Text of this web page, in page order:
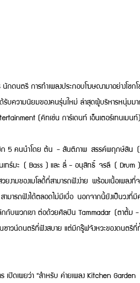
นตรี การทำเพลงประกอบโฆษณามาอย่างโชกโ
บความนิยมของคนรุ่นใหม่ ล่าสุดผู้บริหารห
(คิทเช่น การ์เดนท์ เอ็นเตอร์เทนเม
นำโดย ต้น - สันติภาพ สรรค์พฤกษ์สิน
Bass ) และ ลี่ - อนุสิทธิ์ จรลี ( Drum ) ส
มของเมโลดี้ที่สามารถฟังง่าย พร้อมเนื้อเพลงที่
ถฟังได้ตลอดไม่มีเบื่อ นอกจากนี้ยังเป็นวงที่มีค
กกับพวกเขา ต่อด้วยศิลปิน Tammadar (ตาตั้
น์ดนตรีที่ฟังสบาย แต่มีกรู๊ฟจังหวะของดนตรีที่ทั้
“สำหรับ ค่ายเพลง Kitchen Garden